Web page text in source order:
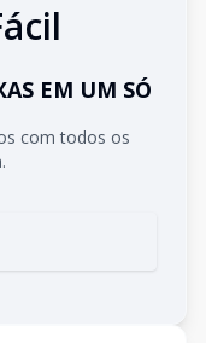
EM UM SÓ
com todos os